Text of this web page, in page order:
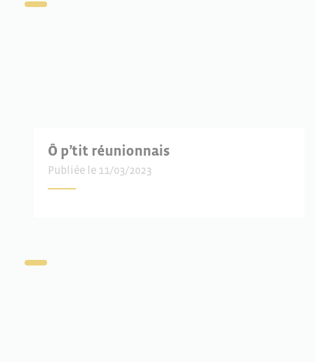
Ô p’tit réunionnais
Publiée le 11/03/2023